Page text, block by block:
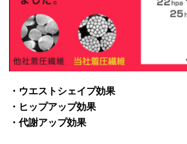
・ウエストシェイプ効果
・ヒップアップ効果
・代謝アップ効果